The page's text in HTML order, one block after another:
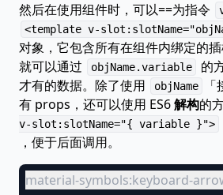
然后在使用组件时，可以==为指令
<template v-
对象，它包含所有在组件内绑定的
就可以通过
objName.variable
的
才有的数据。除了使用
objName
有 props，还可以使用 ES6解构的
v-slot:slotName="{ variable }">
，便于后面调用。
material-symbols:keyboard-